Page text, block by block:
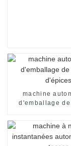
machine
d'emballage